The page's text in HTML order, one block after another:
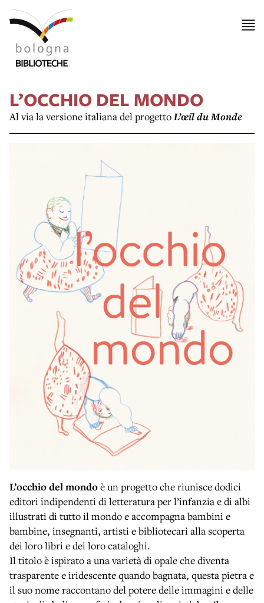
L’OCCHIO DEL MONDO
Al via la versione italiana del progettoL’œil du Monde
L’occhio del mondoè un progetto che riunisce dodici
editori indipendenti di letteratura per l’infanzia e di albi
illustrati di tutto il mondo e accompagna bambini e
bambine, insegnanti, artisti e bibliotecari alla scoperta
dei loro libri e dei loro cataloghi.
Il titolo è ispirato a una varietà di opale che diventa
trasparente e iridescente quando bagnata, questa pietra e
il suo nome raccontano del potere delle immagini e delle